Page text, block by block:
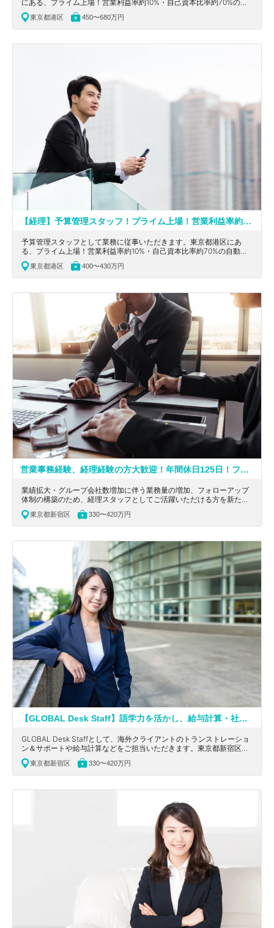
にある、プライム上場！営業利益率約10%・自己資本比率約70%の自
動車部品業界でトップクラスの収益性・安全性を誇る独立系企業の求
人です。
東京都港区 450〜680万円
【経理】予算管理スタッフ！プライム上場！営業利益率約10%・自己資本比率約70%の自動車部品業界でトップクラスの収益性・安全性を誇る独立系企業
予算管理スタッフとして業務に従事いただきます。東京都港区にあ
る、プライム上場！営業利益率約10%・自己資本比率約70%の自動車
部品業界でトップクラスの収益性・安全性を誇る独立系企業の求人で
す。東京都港区 400〜430万円
営業事務経験、経理経験の方大歓迎！年間休日125日！フレックス、リモート可能な働きやすい事務所！
業績拡大・グループ会社数増加に伴う業務量の増加、フォローアップ
体制の構築のため、経理スタッフとしてご活躍いただける方を新たに
増員することになりました。
東京都新宿区 330〜420万円
【GLOBAL Desk Staff】語学力を活かし、給与計算・社保手続き業務サポートに携われる！世界5大会計事務所ネットワークのひとつに所属する社労士法人
GLOBAL Desk Staffとして、海外クライアントのトランストレーショ
ン＆サポートや給与計算などをご担当いただきます。東京都新宿区に
ある、語学力を活かし、給与計算・社保手続き業務サポートに携われ
る大手社労士法人の求人です。
東京都新宿区 330〜420万円